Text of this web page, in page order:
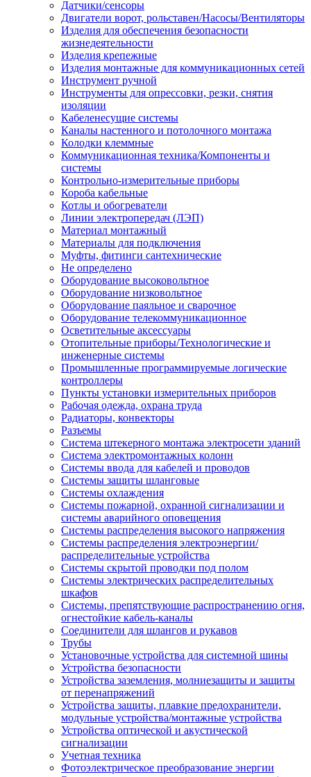
Датчики/сенсоры
Двигатели ворот, рольставен/Насосы/Вентиляторы
Изделия для обеспечения безопасности
жизнедеятельности
Изделия крепежные
Изделия монтажные для коммуникационных сетей
Инструмент ручной
Инструменты для опрессовки, резки, снятия
изоляции
Кабеленесущие системы
Каналы настенного и потолочного монтажа
Колодки клеммные
Коммуникационная техника/Компоненты и
системы
Контрольно-измерительные приборы
Короба кабельные
Котлы и обогреватели
Линии электропередач (ЛЭП)
Материал монтажный
Материалы для подключения
Муфты, фитинги сантехнические
Не определено
Оборудование высоковольтное
Оборудование низковольтное
Оборудование паяльное и сварочное
Оборудование телекоммуникационное
Осветительные аксессуары
Отопительные приборы/Технологические и
инженерные системы
Промышленные программируемые логические
контроллеры
Пункты установки измерительных приборов
Рабочая одежда, охрана труда
Радиаторы, конвекторы
Разъемы
Система штекерного монтажа электросети зданий
Система электромонтажных колонн
Системы ввода для кабелей и проводов
Системы защиты шланговые
Системы охлаждения
Системы пожарной, охранной сигнализации и
системы аварийного оповещения
Системы распределения высокого напряжения
Системы распределения электроэнергии/
распределительные устройства
Системы скрытой проводки под полом
Системы электрических распределительных
шкафов
Системы, препятствующие распространению огня,
огнестойкие кабель-каналы
Соединители для шлангов и рукавов
Трубы
Установочные устройства для системной шины
Устройства безопасности
Устройства заземления, молниезащиты и защиты
от перенапряжений
Устройства защиты, плавкие предохранители,
модульные устройства/монтажные устройства
Устройства оптической и акустической
сигнализации
Учетная техника
Фотоэлектрическое преобразование энергии